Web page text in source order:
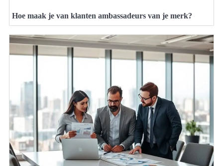
Hoe maak je van klanten ambassadeurs van je merk?